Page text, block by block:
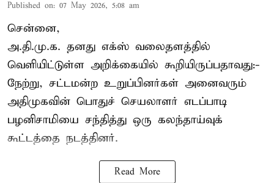
Published on: 07 May 2026, 5:08 am
சென்னை,
அ.தி.மு.க. தனது எக்ஸ் வலைதளத்தில்
வெளியிட்டுள்ள அறிக்கையில் கூறியிருப்பதாவது:-
நேற்று, சட்டமன்ற உறுப்பினர்கள் அனைவரும்
அதிமுகவின் பொதுச் செயலாளர் எடப்பாடி
பழனிசாமியை சந்தித்து ஒரு கலந்தாய்வுக்
கூட்டத்தை நடத்தினர்.
Read More